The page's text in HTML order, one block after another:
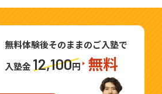
て嬉しく思っている教室
学校の勤務経験、プラス子
ルに活かして、日々全力で
。
無料体験後そのままのご入塾で
入塾金 12,100円 無料